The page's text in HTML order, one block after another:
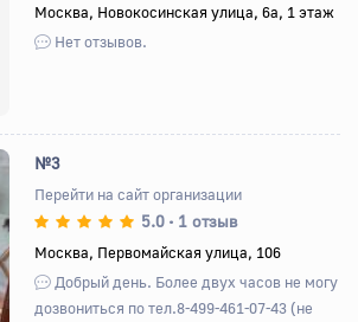
Москва, Новокосинская улица, 6а, 1 этаж
Нет отзывов.
Вперед
№3
Перейти на сайт организации
5.0 • 1 отзыв
Москва, Первомайская улица, 106
Добрый день. Более двух часов не могу
дозвониться по тел.8-499-461-07-43 (не